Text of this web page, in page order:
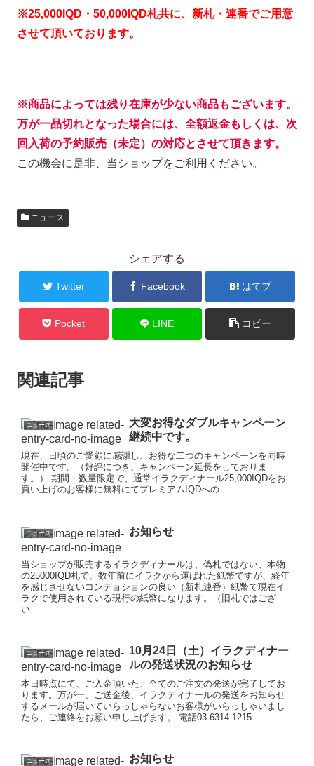
※25,000IQD・50,000IQD札共に、新札・連番でご用意
させて頂いております。
※商品によっては残り在庫が少ない商品もございます。
万が一品切れとなった場合には、全額返金もしくは、次
回入荷の予約販売（未定）の対応とさせて頂きます。
この機会に是非、当ショップをご利用ください。
ニュース
シェアする
Twitter Facebook はてブ
Pocket LINE コピー
関連記事
ニュース
大変お得なダブルキャンペーン
継続中です。
現在、日頃のご愛顧に感謝し、お得な二つのキャンペーンを同時
開催中です。（好評につき、キャンペーン延長をしておりま
す。） 期間・数量限定で、通常イラクディナール25,000IQDをお
買い上げのお客様に無料にてプレミアムIQDへの...
ニュース お知らせ
当ショップが販売するイラクディナールは、偽札ではない、本物
の25000IQD札で、数年前にイラクから運ばれた紙幣ですが、経年
を感じさせないコンデョションの良い（新札連番）紙幣で現在イ
ラクで使用されている現行の紙幣になります。（旧札ではござ
い...
ニュース
10月24日（土）イラクディナー
ルの発送状況のお知らせ
本日時点にて、ご入金頂いた、全てのご注文の発送が完了してお
ります。万が一、ご送金後、イラクディナールの発送をお知らせ
するメールが届いていらっしゃらないお客様がいらっしゃいまし
たら、ご連絡をお願い申し上げます。 電話03-6314-1215...
ニュース お知らせ